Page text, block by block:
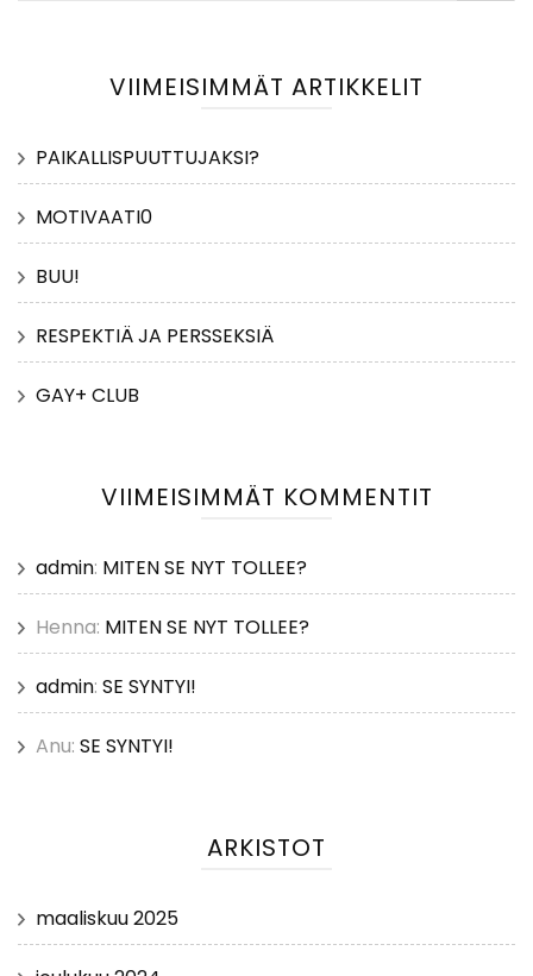
VIIMEISIMMÄT ARTIKKELIT
PAIKALLISPUUTTUJAKSI?
MOTIVAATI0
BUU!
RESPEKTIÄ JA PERSSEKSIÄ
GAY+ CLUB
VIIMEISIMMÄT KOMMENTIT
admin: MITEN SE NYT TOLLEE?
Henna: MITEN SE NYT TOLLEE?
admin: SE SYNTYI!
Anu: SE SYNTYI!
ARKISTOT
maaliskuu 2025